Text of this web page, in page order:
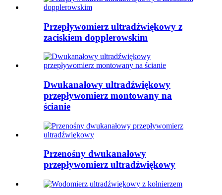
Przepływomierz ultradźwiękowy z
zaciskiem dopplerowskim
Dwukanałowy ultradźwiękowy
przepływomierz montowany na
ścianie
Przenośny dwukanałowy
przepływomierz ultradźwiękowy